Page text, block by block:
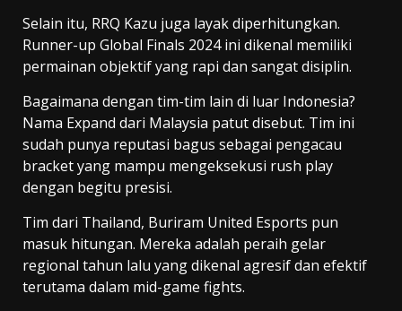
Selain itu, RRQ Kazu juga layak diperhitungkan.
Runner-up Global Finals 2024 ini dikenal memiliki
permainan objektif yang rapi dan sangat disiplin.
Bagaimana dengan tim-tim lain di luar Indonesia?
Nama Expand dari Malaysia patut disebut. Tim ini
sudah punya reputasi bagus sebagai pengacau
bracket yang mampu mengeksekusi rush play
dengan begitu presisi.
Tim dari Thailand, Buriram United Esports pun
masuk hitungan. Mereka adalah peraih gelar
regional tahun lalu yang dikenal agresif dan efektif
terutama dalam mid-game fights.